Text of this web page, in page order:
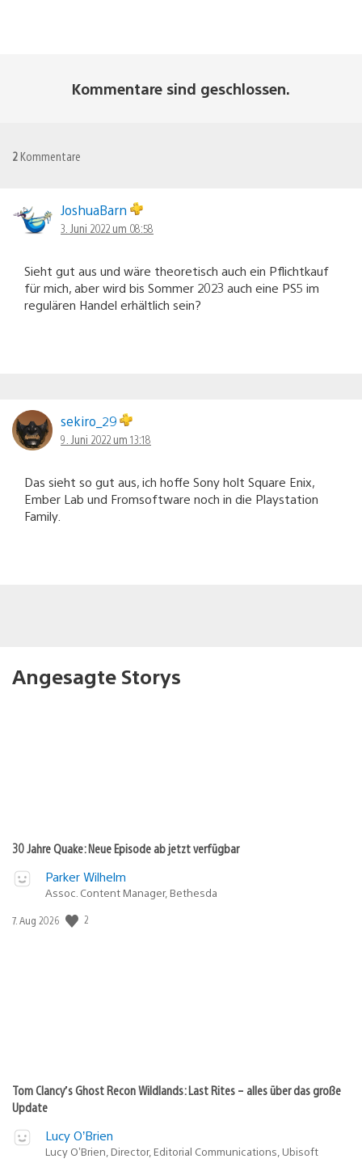
Kommentare sind geschlossen.
2 Kommentare
JoshuaBarn
3. Juni 2022 um 08:58
Sieht gut aus und wäre theoretisch auch ein Pflichtkauf
für mich, aber wird bis Sommer 2023 auch eine PS5 im
regulären Handel erhältlich sein?
sekiro_29
9. Juni 2022 um 13:18
Das sieht so gut aus, ich hoffe Sony holt Square Enix,
Ember Lab und Fromsoftware noch in die Playstation
Family.
Angesagte Storys
30 Jahre Quake: Neue Episode ab jetzt verfügbar
Parker Wilhelm
Assoc. Content Manager, Bethesda
Veröffentlichungsdatum:
7. Aug 2026 2
Tom Clancy’s Ghost Recon Wildlands: Last Rites – alles über das große
Update
Lucy O’Brien
Lucy O’Brien, Director, Editorial Communications, Ubisoft